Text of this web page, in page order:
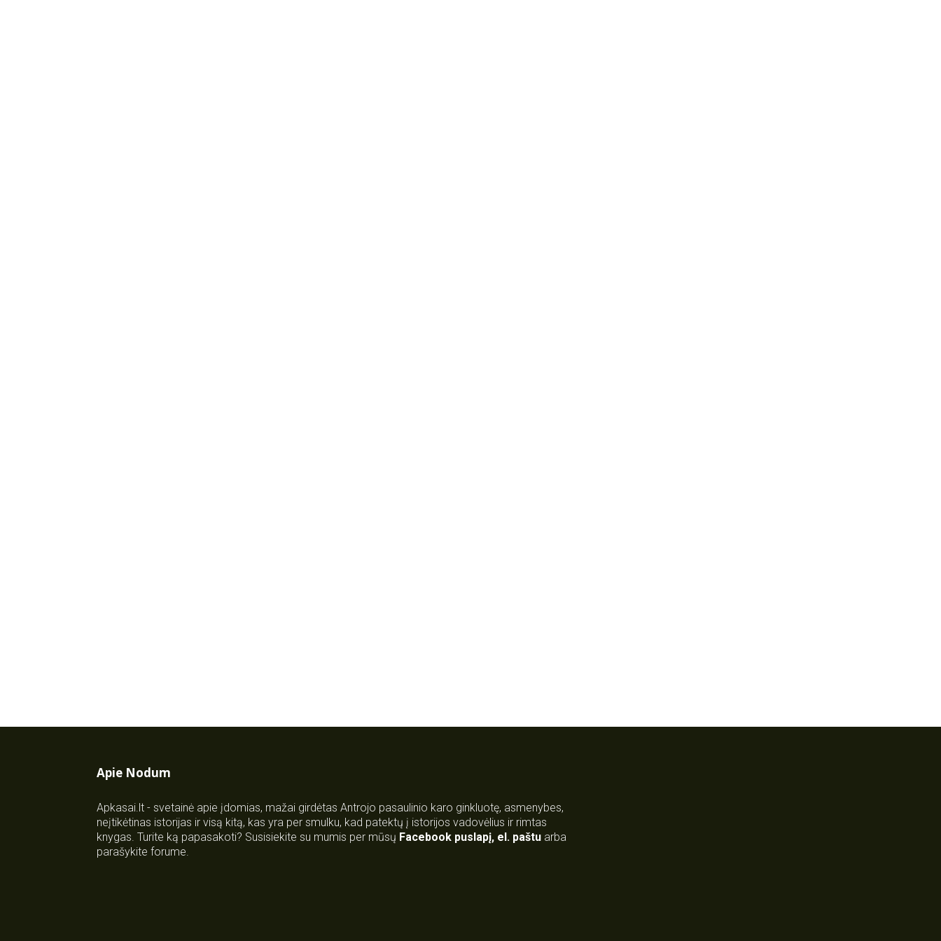
Apie Nodum
Apkasai.lt - svetainė apie įdomias, mažai girdėtas Antrojo pasaulinio karo ginkluotę, asmenybes,
neįtikėtinas istorijas ir visą kitą, kas yra per smulku, kad patektų į istorijos vadovėlius ir rimtas
knygas. Turite ką papasakoti? Susisiekite su mumis per mūsų Facebook puslapį, el. paštu arba
parašykite forume.